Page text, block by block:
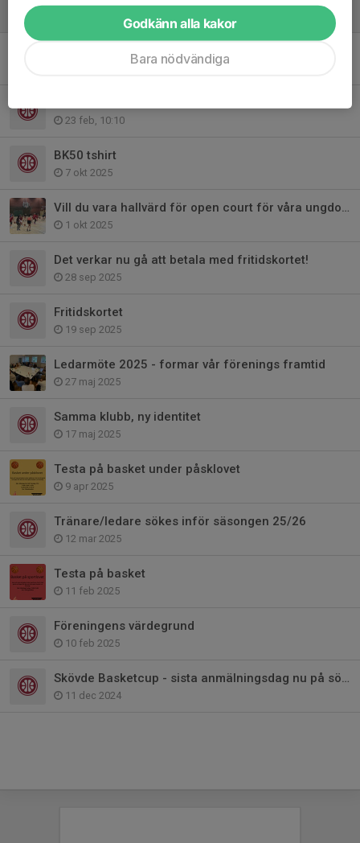
23 feb, 10:10
BK50 tshirt
7 okt 2025
Vill du vara hallvärd för open court för våra ungdomar på lördagkvällar
1 okt 2025
Det verkar nu gå att betala med fritidskortet!
28 sep 2025
Fritidskortet
19 sep 2025
Ledarmöte 2025 - formar vår förenings framtid
27 maj 2025
Samma klubb, ny identitet
17 maj 2025
Testa på basket under påsklovet
9 apr 2025
Tränare/ledare sökes inför säsongen 25/26
12 mar 2025
Testa på basket
11 feb 2025
Föreningens värdegrund
10 feb 2025
Skövde Basketcup - sista anmälningsdag nu på söndag.
11 dec 2024
Godkänn alla kakor
Bara nödvändiga